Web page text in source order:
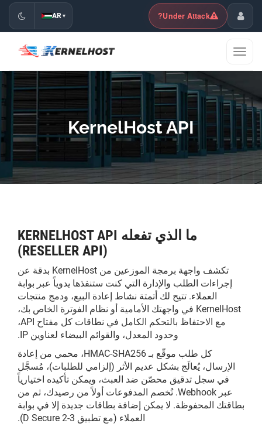
مركز العملاءUnder Attack?
AR ▾
تبديل
KernelHost API
ما الذي تفعله KERNELHOST API
(RESELLER API)
تكشف واجهة برمجة الموزعين من KernelHost بدقة عن
إجراءات الطلب والإدارة التي كنت ستنفذها يدوياً عبر بوابة
العملاء. تتيح لك أتمتة نشاط إعادة البيع، ودمج منتجات
KernelHost في واجهتك الأمامية أو نظام الفوترة الخاص بك،
مع الاحتفاظ بالتحكم الكامل في نطاقات كل مفتاح API،
وحدود المعدل، والقوائم البيضاء لعناوين IP.
كل طلب موقّع بـ HMAC-SHA256، محمي من إعادة
الإرسال، يُعالَج بشكل عديم الأثر (إلزامي للطلبات)، مُسجَّل
في سجل تدقيق محصّن ضد العبث، ويمكن تأكيده اختيارياً
عبر Webhook. تُخصم المدفوعات أولاً من رصيدك، ثم من
بطاقتك المحفوظة. لا يمكن إضافة بطاقات جديدة إلا في بوابة
العملاء (مع تطبيق 3-D Secure 2).